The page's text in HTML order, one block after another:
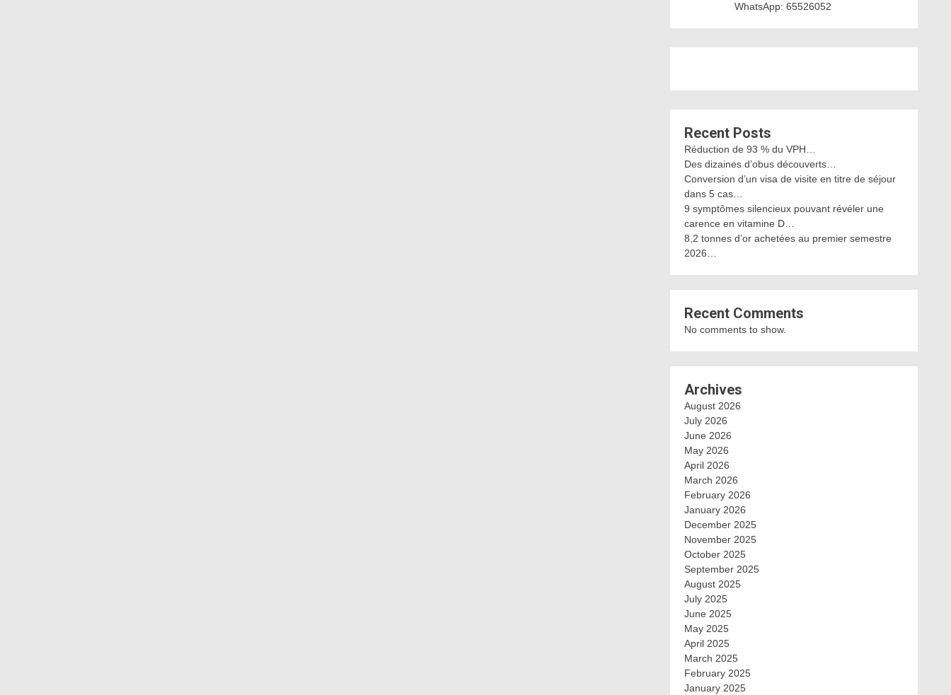
WhatsApp: 65526052
Recent Posts
Réduction de 93 % du VPH…
Des dizaines d’obus découverts…
Conversion d’un visa de visite en titre de séjour
dans 5 cas…
9 symptômes silencieux pouvant révéler une
carence en vitamine D…
8,2 tonnes d’or achetées au premier semestre
2026…
Recent Comments
No comments to show.
Archives
August 2026
July 2026
June 2026
May 2026
April 2026
March 2026
February 2026
January 2026
December 2025
November 2025
October 2025
September 2025
August 2025
July 2025
June 2025
May 2025
April 2025
March 2025
February 2025
January 2025